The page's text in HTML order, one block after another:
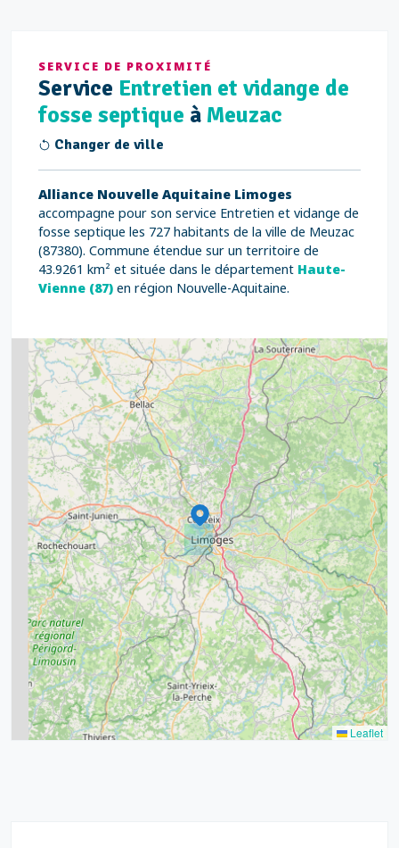
SERVICE DE PROXIMITÉ
Service Entretien et vidange de
fosse septique à Meuzac
Changer de ville
Alliance Nouvelle Aquitaine Limoges
accompagne pour son service Entretien et vidange de
fosse septique les 727 habitants de la ville de Meuzac
(87380). Commune étendue sur un territoire de
43.9261 km² et située dans le département Haute-
Vienne (87) en région Nouvelle-Aquitaine.
2
9
2
3
11
5
8
7
7
6
20
2
9
8
5
11
15
7
Leaflet